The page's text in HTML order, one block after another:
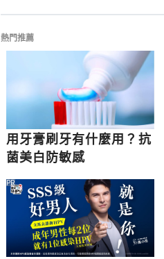
熱門推薦
用牙膏刷牙有什麼用？抗
菌美白防敏感
PR